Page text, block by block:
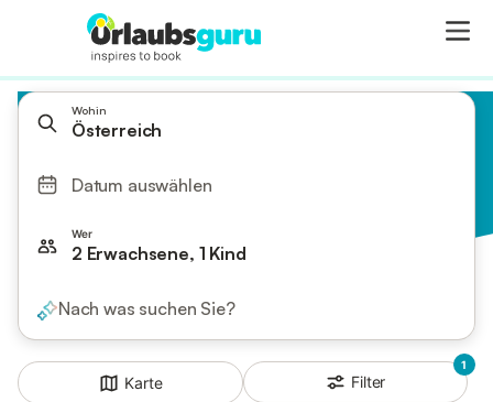
Wohin
Österreich
Datum auswählen
Wer
2 Erwachsene, 1 Kind
Nach was suchen Sie?
Karte
1
Filter